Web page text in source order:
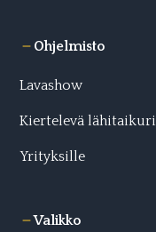
Ohjelmisto
Lavashow
Kiertelevä lähitaikuri
Yrityksille
Valikko